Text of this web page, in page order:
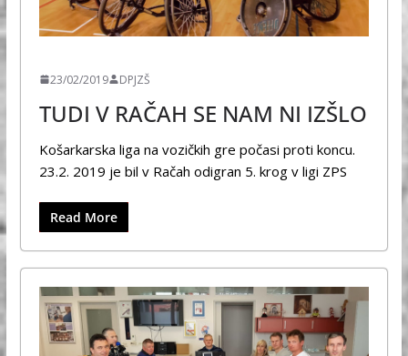
23/02/2019 DPJZŠ
TUDI V RAČAH SE NAM NI IZŠLO
Košarkarska liga na vozičkih gre počasi proti koncu.
23.2. 2019 je bil v Račah odigran 5. krog v ligi ZPS
Read More